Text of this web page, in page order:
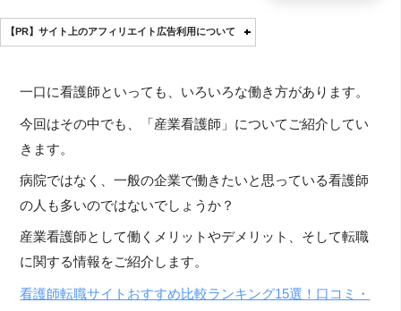
【PR】サイト上のアフィリエイト広告利用について
一口に看護師といっても、いろいろな働き方があります。
今回はその中でも、「産業看護師」についてご紹介してい
きます。
病院ではなく、一般の企業で働きたいと思っている看護師
の人も多いのではないでしょうか？
産業看護師として働くメリットやデメリット、そして転職
に関する情報をご紹介します。
看護師転職サイトおすすめ比較ランキング15選！口コミ・